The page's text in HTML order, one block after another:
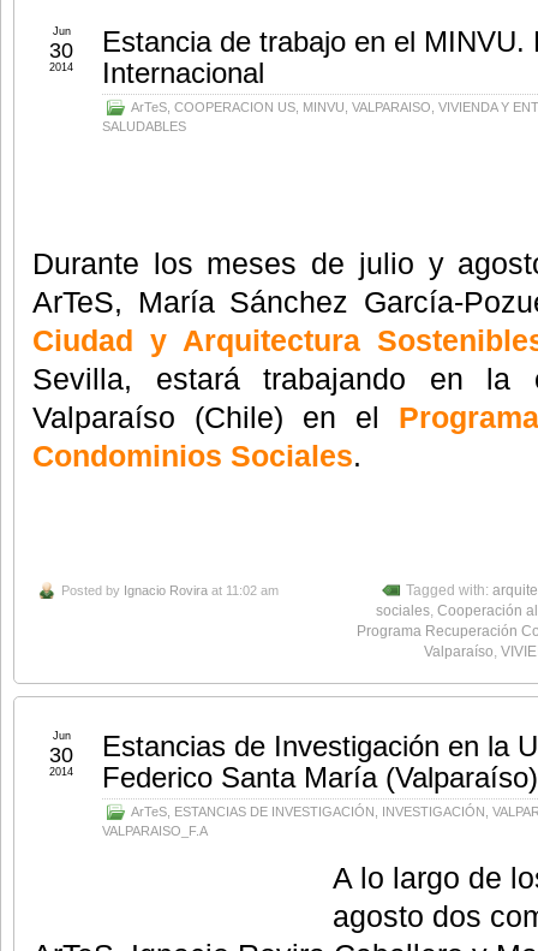
Estancia de trabajo en el MINVU.
Internacional
ArTeS COOPERACION US MINVU VALPARAISO VIVIENDA Y
SALUDABLES
Jun
30
2014
Durante los meses de julio y
ArTeS, María Sánchez García-
Ciudad y Arquitectura
Sevilla, estará trabajando en la
Valparaíso (Chile) en el
Condominios Sociales.
Posted by Ignacio Rovira at 11:02 am Tagged with:
sociales Cooperación
Programa Recuperación
Valparaíso
Estancias de Investigación en la
Federico Santa María (Valparaíso)
ArTeS ESTANCIAS DE INVESTIGACIÓN INVESTIGACIÓN
VALPARAISO_F.A
Jun
30
2014
A lo largo de
agosto dos